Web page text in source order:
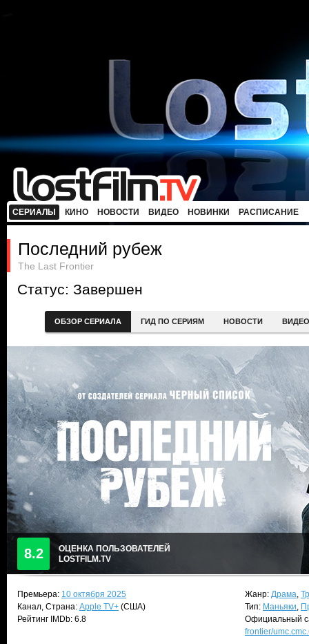
СЕРИАЛЫ КИНО НОВОСТИ ВИДЕО НОВИНКИ РАСПИСАНИЕ
Последний рубеж
The Last Frontier
Статус: Завершен
ОБЗОР СЕРИАЛА ГИД ПО СЕРИЯМ НОВОСТИ ВИДЕО
8.2
ОЦЕНКА ПОЛЬЗОВАТЕЛЕЙ
LOSTFILM.TV
Премьера: 10 октября 2025
Канал, Страна: Apple TV+ (США)
Рейтинг IMDb: 6.8
Жанр: Драма,
Тип: Маньяки,
Официальный
frontier/